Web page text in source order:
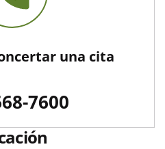
una cita
7600